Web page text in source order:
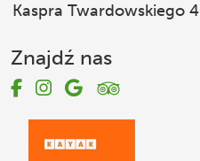
Kaspra Twardowskiego 4
Znajdź nas